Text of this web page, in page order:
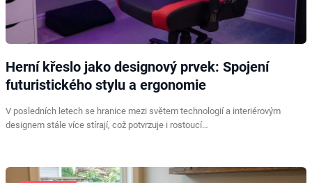
Herní křeslo jako designový prvek: Spojení
futuristického stylu a ergonomie
V posledních letech se hranice mezi světem technologií a interiérovým
designem stále více stírají, což potvrzuje i rostoucí…